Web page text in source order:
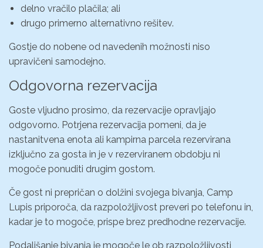
delno vračilo plačila; ali
drugo primerno alternativno rešitev.
Gostje do nobene od navedenih možnosti niso
upravičeni samodejno.
Odgovorna rezervacija
Goste vljudno prosimo, da rezervacije opravljajo
odgovorno. Potrjena rezervacija pomeni, da je
nastanitvena enota ali kampirna parcela rezervirana
izključno za gosta in je v rezerviranem obdobju ni
mogoče ponuditi drugim gostom.
Če gost ni prepričan o dolžini svojega bivanja, Camp
Lupis priporoča, da razpoložljivost preveri po telefonu in,
kadar je to mogoče, prispe brez predhodne rezervacije.
Podaljšanje bivanja je mogoče le ob razpoložljivosti